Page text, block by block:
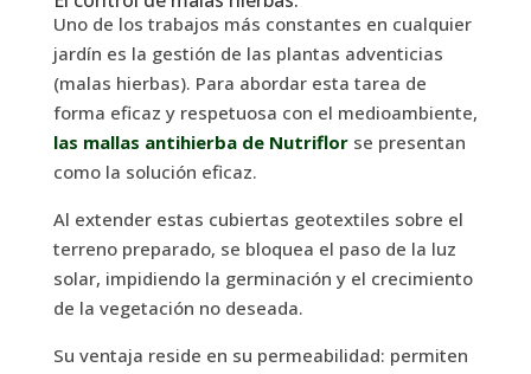
Uno de los trabajos más constantes en cualquier
jardín es la gestión de las plantas adventicias
(malas hierbas). Para abordar esta tarea de
forma eficaz y respetuosa con el medioambiente,
las mallas antihierba de Nutriflorse presentan
como la solución eficaz.
Al extender estas cubiertas geotextiles sobre el
terreno preparado, se bloquea el paso de la luz
solar, impidiendo la germinación y el crecimiento
de la vegetación no deseada.
Su ventaja reside en su permeabilidad: permiten